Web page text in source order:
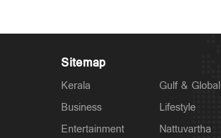
Sitemap
Kerala
Business
Entertainment
Gulf & Global
Lifestyle
Nattuvartha